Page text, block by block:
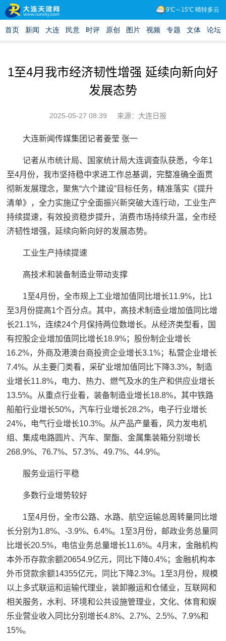
1至4月我市经济韧性增强 延续向新向好
发展态势
2025-05-27 08:39 来源：大连日报
大连新闻传媒集团记者姜莹 张一
记者从市统计局、国家统计局大连调查队获悉，今年1
至4月份，我市坚持稳中求进工作总基调，完整准确全面贯
彻新发展理念，聚焦“六个建设”目标任务，精准落实《提升
清单》，全力实施辽宁全面振兴新突破大连行动，工业生产
持续提速，有效投资稳步提升，消费市场持续升温，全市经
济韧性增强，延续向新向好的发展态势。
工业生产持续提速
高技术和装备制造业带动支撑
1至4月份，全市规上工业增加值同比增长11.9%，比1
至3月份提高1个百分点。其中，高技术制造业增加值同比增
长21.1%，连续24个月保持两位数增长。从经济类型看，国
有控股企业增加值同比增长18.9%；股份制企业增长
16.2%，外商及港澳台商投资企业增长3.1%；私营企业增长
7.4%。从主要门类看，采矿业增加值同比下降3.3%，制造
业增长11.8%，电力、热力、燃气及水的生产和供应业增长
13.5%。从重点行业看，装备制造业增长18.8%，其中铁路
船舶行业增长50%，汽车行业增长28.2%，电子行业增长
24%，电气行业增长10.3%。从产品产量看，风力发电机
组、集成电路圆片、汽车、聚酯、金属集装箱分别增长
268.9%、76.7%、57.3%、49.7%、44.9%。
服务业运行平稳
多数行业增势较好
1至4月份，全市公路、水路、航空运输总周转量同比增
长分别为1.8%、-3.9%、6.4%。1至3月份，邮政业务总量同
比增长20.5%，电信业务总量增长11.6%。4月末，金融机构
本外币存款余额20654.9亿元，同比下降0.4%；金融机构本
外币贷款余额14355亿元，同比下降2.3%。1至3月份，规模
以上多式联运和运输代理业，装卸搬运和仓储业，互联网和
相关服务，水利、环境和公共设施管理业，文化、体育和娱
乐业营业收入同比分别增长4.8%、2.7%、2.5%、7.9%和
15%。